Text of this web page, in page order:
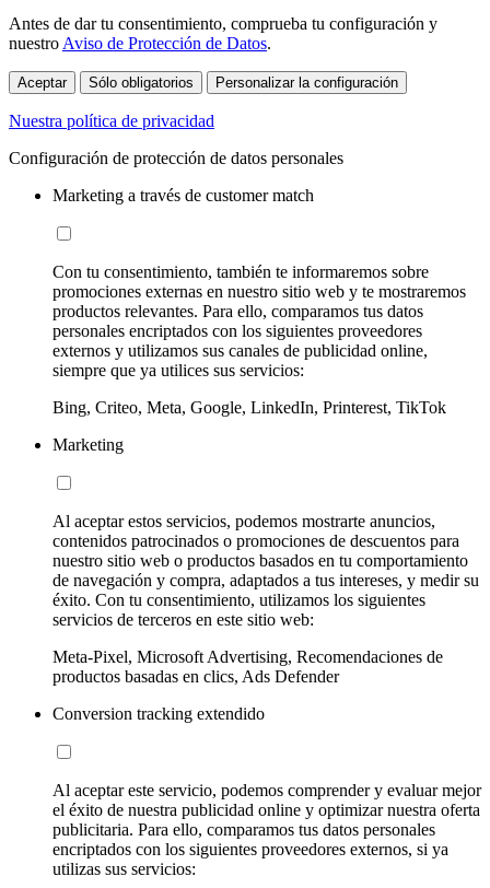
Antes de dar tu consentimiento, comprueba tu configuración y
nuestro Aviso de Protección de Datos.
Aceptar Sólo obligatorios Personalizar la configuración
Nuestra política de privacidad
Configuración de protección de datos personales
Marketing a través de customer match
Con tu consentimiento, también te informaremos sobre
promociones externas en nuestro sitio web y te mostraremos
productos relevantes. Para ello, comparamos tus datos
personales encriptados con los siguientes proveedores
externos y utilizamos sus canales de publicidad online,
siempre que ya utilices sus servicios:
Bing, Criteo, Meta, Google, LinkedIn, Printerest, TikTok
Marketing
Al aceptar estos servicios, podemos mostrarte anuncios,
contenidos patrocinados o promociones de descuentos para
nuestro sitio web o productos basados en tu comportamiento
de navegación y compra, adaptados a tus intereses, y medir su
éxito. Con tu consentimiento, utilizamos los siguientes
servicios de terceros en este sitio web:
Meta-Pixel, Microsoft Advertising, Recomendaciones de
productos basadas en clics, Ads Defender
Conversion tracking extendido
Al aceptar este servicio, podemos comprender y evaluar mejor
el éxito de nuestra publicidad online y optimizar nuestra oferta
publicitaria. Para ello, comparamos tus datos personales
encriptados con los siguientes proveedores externos, si ya
utilizas sus servicios: